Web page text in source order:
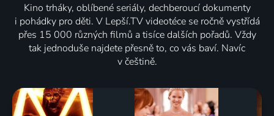
Kino trháky, oblíbené seriály, dechberoucí dokumenty
i pohádky pro děti. V Lepší.TV videotéce se ročně vystřídá
přes 15 000 různých filmů a tisíce dalších pořadů. Vždy
tak jednoduše najdete přesně to, co vás baví. Navíc
v češtině.